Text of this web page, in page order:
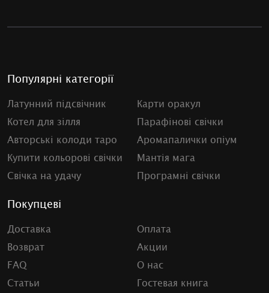
Популярні категорії
Латунний підсвічник
Карти оракул
Котел для зілля
Парафінові свічки
Авторські колоди таро
Аромапалички опіум
Купити кольорові свічки
Мантія мага
Свічка на удачу
Програмні свічки
Покупцеві
Доставка
Оплата
Возврат
Акции
FAQ
О нас
Статьи
Гостевая книга